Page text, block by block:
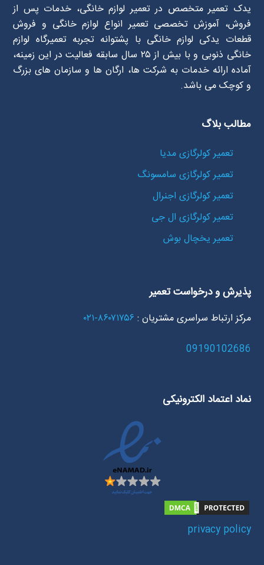
یدک تعمیر متخصص در تعمیر لوازم خانگی، خدمات پس از
فروش، آموزش تخصصی تعمیر انواع لوازم خانگی و فروش
قطعات یدکی لوازم خانگی با پشتوانه تجربه تعمیرگاه لوازم
خانگی ذنوبی و با بیش از ۲۵ سال سابقه فعالیت در این زمینه،
آماده ارائه خدمات به شرکت ها، ارگان ها و سازمان های بزرگ
و کوچک می باشد.
مطالب بلاگ
تعمیر کولرگازی مدیا
تعمیر کولرگازی سامسونگ
تعمیر کولرگازی اجنرال
تعمیر کولرگازی ال جی
تعمیر یخچال بوش
پذیرش و درخواست تعمیر
مرکز ارتباط سراسری مشتریان : ۸۶۰۷۱۷۵۶-۰۲۱
09190102686
نماد اعتماد الکترونیکی
privacy policy